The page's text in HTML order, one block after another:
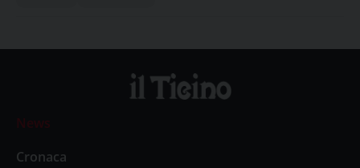
News
Cronaca